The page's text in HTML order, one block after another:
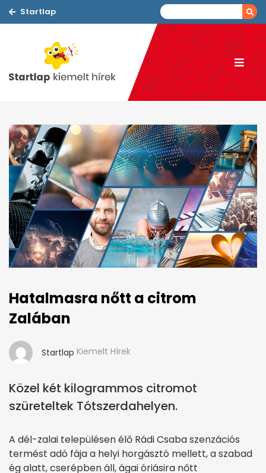
Startlap
Hatalmasra nőtt a citrom
Zalában
Startlap Kiemelt Hírek
Közel két kilogrammos citromot
szüreteltek Tótszerdahelyen.
A dél-zalai településen élő Rádi Csaba szenzációs
termést adó fája a helyi horgásztó mellett, a szabad
ég alatt, cserépben áll, ágai óriásira nőtt